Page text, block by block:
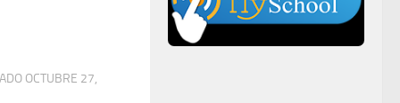
OCTUBRE 27,